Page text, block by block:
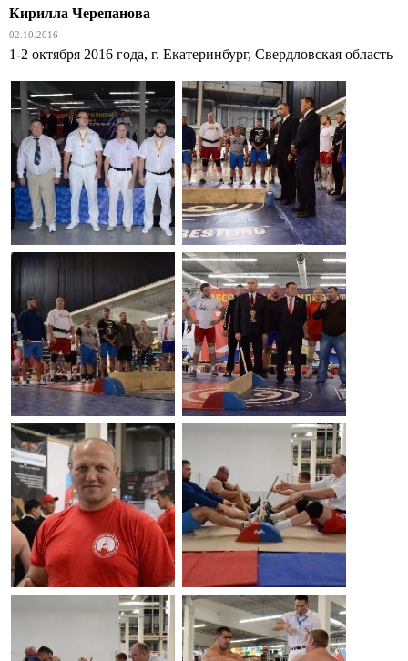
Кирилла Черепанова
02.10.2016
1-2 октября 2016 года, г. Екатеринбург, Свердловская область